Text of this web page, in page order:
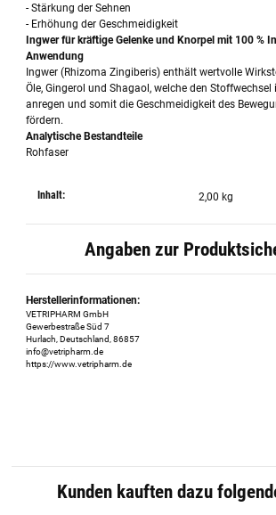
- Stärkung der Sehnen
- Erhöhung der Geschmeidigkeit
Ingwer für kräftige Gelenke und Knorpel mit 100 %
Anwendung
Ingwer (Rhizoma Zingiberis) enthält wertvolle
Öle, Gingerol und Shagaol, welche den Stoffwechsel
anregen und somit die Geschmeidigkeit des
fördern.
Analytische Bestandteile
Rohfaser
Inhalt: 2,00 kg
Angaben zur
Herstellerinformationen:
VETRIPHARM GmbH
Gewerbestraße Süd 7
Hurlach, Deutschland, 86857
info@vetripharm.de
https://www.vetripharm.de
Kunden kauften dazu